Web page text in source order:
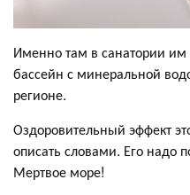
Именно там в санатории
бассейн с минеральной
регионе.
Оздоровительный эффект
описать словами. Его надо
Мертвое море!